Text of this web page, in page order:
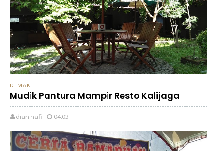
DEMAK
Mudik Pantura Mampir Resto Kalijaga
dian nafi 04.03